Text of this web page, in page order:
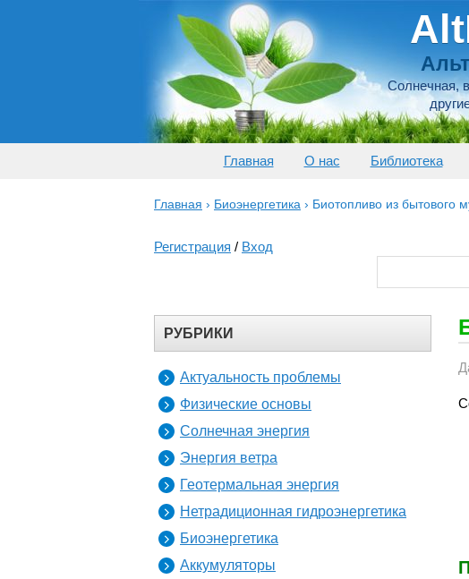
Солнечная,
Главная О нас Библиотека
Главная › Биоэнергетика › Биотопливо из бытового
Регистрация / Вход
РУБРИКИ
Актуальность проблемы
Физические основы
Солнечная энергия
Энергия ветра
Геотермальная энергия
Нетрадиционная гидроэнергетика
Биоэнергетика
Аккумуляторы